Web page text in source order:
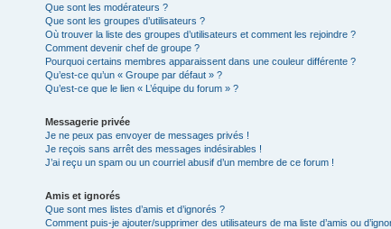
Que sont les modérateurs ?
Que sont les groupes d’utilisateurs ?
Où trouver la liste des groupes d’utilisateurs et comment les rejoindre ?
Comment devenir chef de groupe ?
Pourquoi certains membres apparaissent dans une couleur différente ?
Qu’est-ce qu’un « Groupe par défaut » ?
Qu’est-ce que le lien « L’équipe du forum » ?
Messagerie privée
Je ne peux pas envoyer de messages privés !
Je reçois sans arrêt des messages indésirables !
J’ai reçu un spam ou un courriel abusif d’un membre de ce forum !
Amis et ignorés
Que sont mes listes d’amis et d’ignorés ?
Comment puis-je ajouter/supprimer des utilisateurs de ma liste d’amis ou